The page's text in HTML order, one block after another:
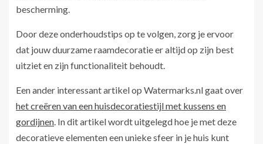
bescherming.
Door deze onderhoudstips op te volgen, zorg je ervoor
dat jouw duurzame raamdecoratie er altijd op zijn best
uitziet en zijn functionaliteit behoudt.
Een ander interessant artikel op Watermarks.nl gaat over
het creëren van een huisdecoratiestijl met kussens en
gordijnen. In dit artikel wordt uitgelegd hoe je met deze
decoratieve elementen een unieke sfeer in je huis kunt